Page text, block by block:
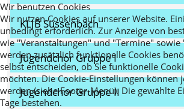
KLJB Süssenbach
Jugendchor Gruppe I
Jugendchor Gruppe II
Wir benutzen Cookies
Wir nutzen Cookies auf unserer Website.
unbedingt erforderlich. Zur Anzeige von
wie "Veranstaltungen" und "Termine" sowie
werden zusätzlich funktionelle Cookies
selbst entscheiden, ob Sie funktionelle
möchten. Die Cookie-Einstellungen können
werden (siehe Footer-Menü). Die gewählte
Tage bestehen.